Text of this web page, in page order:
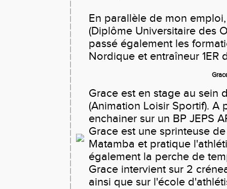
En parallèle de mon
(Diplôme Universitaire des
passé également les
Nordique et entraîneur 1ER
Grace est en stage au sein
(Animation Loisir Sportif).
enchainer sur un BP JEPS
Grace est une sprinteuse
Matamba et pratique
également la perche de
Grace intervient sur 2
ainsi que sur l'école